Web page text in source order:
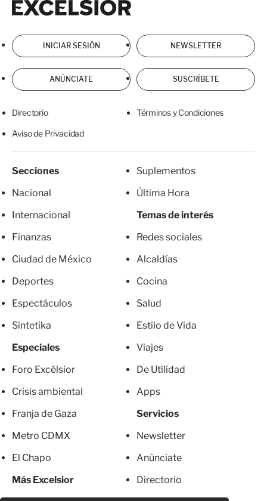
INICIAR SESIÓN NEWSLETTER
ANÚNCIATE SUSCRÍBETE
Directorio Términos y Condiciones
Aviso de Privacidad
Secciones
Nacional
Internacional
Finanzas
Ciudad de México
Deportes
Espectáculos
Sintetika
Especiales
Foro Excélsior
Crisis ambiental
Franja de Gaza
Metro CDMX
El Chapo
Más Excelsior
Suplementos
Última Hora
Temas de interés
Redes sociales
Alcaldías
Cocina
Salud
Estilo de Vida
Viajes
De Utilidad
Apps
Servicios
Newsletter
Anúnciate
Directorio